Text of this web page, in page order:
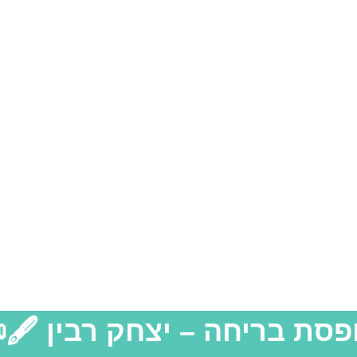
בריחה – יצחק רבין